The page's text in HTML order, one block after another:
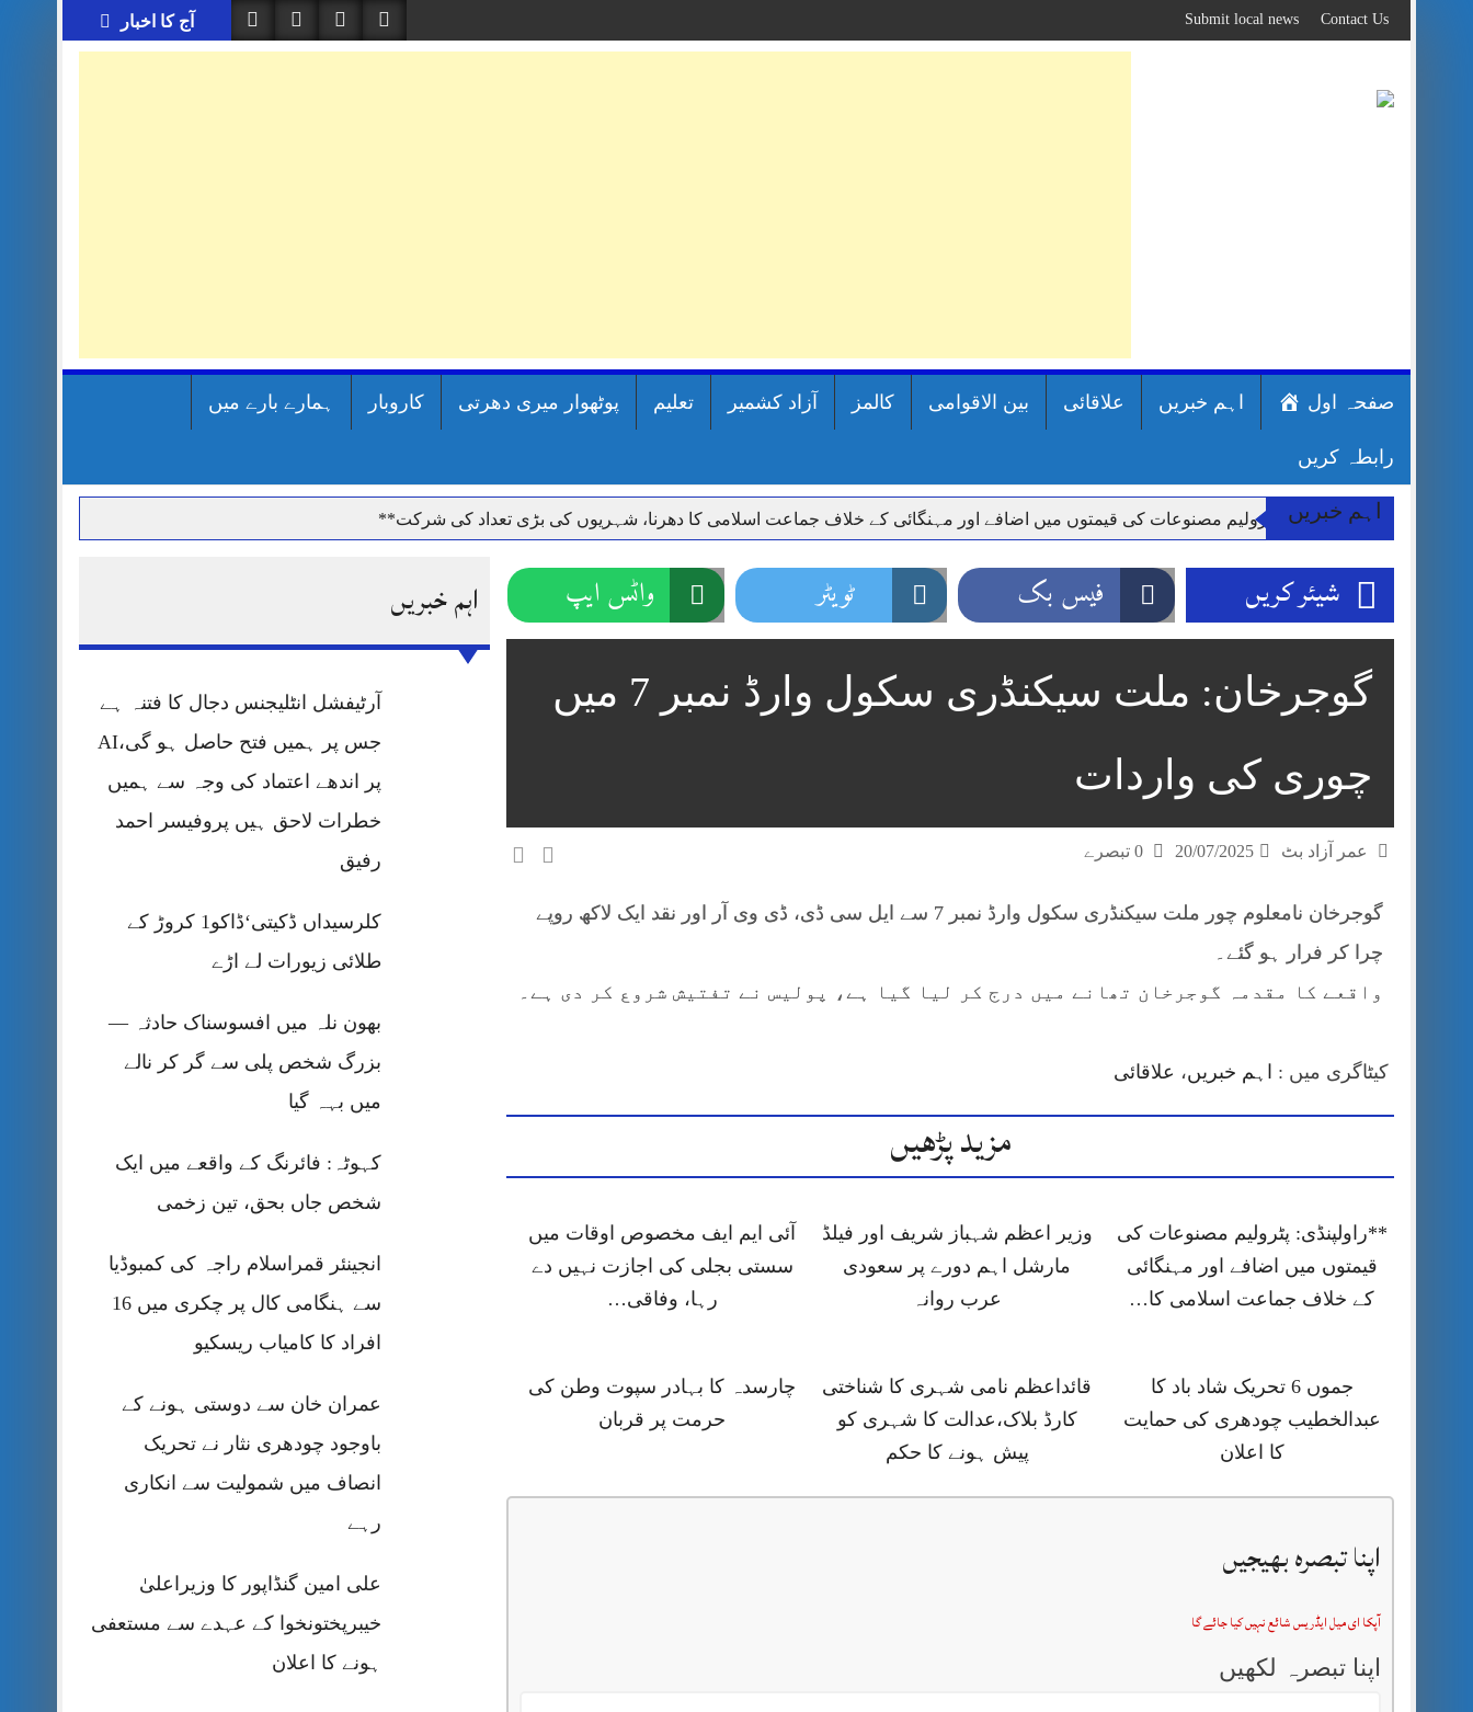
to
content
آج کا اخبار Contact Us
Submit local news
صفحہ اول اہم خبریں علاقائی بین الاقوامی کالمز آزاد کشمیر تعلیم پوٹھوار میری دھرتی کاروبار ہمارے بارے میں
رابطہ کریں
اہم خبریں
**راولپنڈی: پٹرولیم مصنوعات کی قیمتوں میں اضافے اور مہنگائی کے خلاف جماعت اسلامی کا دھرنا، شہریوں کی بڑی تعداد کی شرکت**
آئی ایم ایف مخصوص اوقات میں سستی بجلی کی اجازت نہیں دے رہا، وفاقی وزیر توانائی اویس لغاری
قائداعظم نامی شہری کا شناختی کارڈ بلاک،عدالت کا شہری کو پیش ہونے کا حکم
چارسدہ کا بہادر سپوت وطن کی حرمت پر قربان
اسلام آباد میں غیرملکی وفود کی آمد کے موقع پر ڈیوٹی سے غائب پولیس اہلکاروں کیخلاف سخت ایکشن، 2 اے ایس آئی سمیت 12 اہلکاروں کو نوکری سے فارغ کردیا گیا۔
مون سون بارشیں، لینڈ سلائیڈنگ اور کوٹلی ستیاں کے نظر انداز متاثرین
اسسٹنٹ کمشنر کلرسیداں سیدہ زینب حسین کی پریس کانفرنس
اہم خبریں
آرٹیفشل انٹلیجنس دجال کا فتنہ ہے
جس پر ہمیں فتح حاصل ہو گی،AI
پر اندھے اعتماد کی وجہ سے ہمیں
خطرات لاحق ہیں پروفیسر احمد
رفیق
کلرسیداں ڈکیتی‘ڈاکو1 کروڑ کے
طلائی زیورات لے اڑے
بھون نلہ میں افسوسناک حادثہ —
بزرگ شخص پلی سے گر کر نالے
میں بہہ گیا
کہوٹہ: فائرنگ کے واقعے میں ایک
شخص جاں بحق، تین زخمی
انجینئر قمراسلام راجہ کی کمبوڈیا
سے ہنگامی کال پر چکری میں 16
افراد کا کامیاب ریسکیو
عمران خان سے دوستی ہونے کے
باوجود چودھری نثار نے تحریک
انصاف میں شمولیت سے انکاری
رہے
علی امین گنڈاپور کا وزیراعلیٰ
خیبرپختونخوا کے عہدے سے مستعفی
ہونے کا اعلان
شیئر کریں فیس بک ٹویٹر واٹس ایپ
گوجرخان: ملت سیکنڈری سکول وارڈ نمبر 7 میں
چوری کی واردات
عمر آزاد بٹ 20/07/2025
گوجرخان نامعلوم چور ملت سیکنڈری سکول وارڈ نمبر 7 سے ایل سی ڈی، ڈی وی آر اور نقد ایک لاکھ روپے
چرا کر فرار ہو گئے۔
واقعے کا مقدمہ گوجرخان تھانے میں درج کر لیا گیا ہے، پولیس نے تفتیش شروع کر دی ہے۔
کیٹاگری میں : اہم خبریں، علاقائی
مزید پڑھیں
**راولپنڈی: پٹرولیم مصنوعات کی
قیمتوں میں اضافے اور مہنگائی
کے خلاف جماعت اسلامی کا…
وزیر اعظم شہباز شریف اور فیلڈ
مارشل اہم دورے پر سعودی
عرب روانہ
آئی ایم ایف مخصوص اوقات میں
سستی بجلی کی اجازت نہیں دے
رہا، وفاقی…
جموں 6 تحریک شاد باد کا
عبدالخطیب چودھری کی حمایت
کا اعلان
قائداعظم نامی شہری کا شناختی
کارڈ بلاک،عدالت کا شہری کو
پیش ہونے کا حکم
چارسدہ کا بہادر سپوت وطن کی
حرمت پر قربان
اپنا تبصرہ بھیجیں
آپکا ای میل ایڈریس شائع نہیں کیا جائے گا
اپنا تبصرہ لکھیں